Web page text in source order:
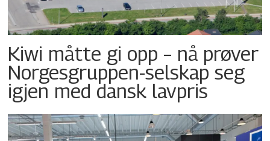
Kiwi måtte gi opp – nå prøver
Norgesgruppen-selskap seg
igjen med dansk lavpris